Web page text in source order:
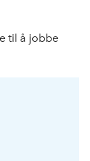
til å jobbe